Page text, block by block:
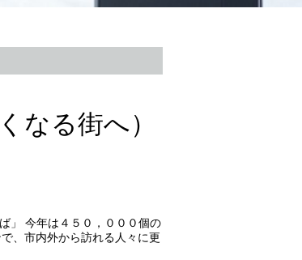
なる街へ）
」 今年は４５０，０００個の
、市内外から訪れる人々に更